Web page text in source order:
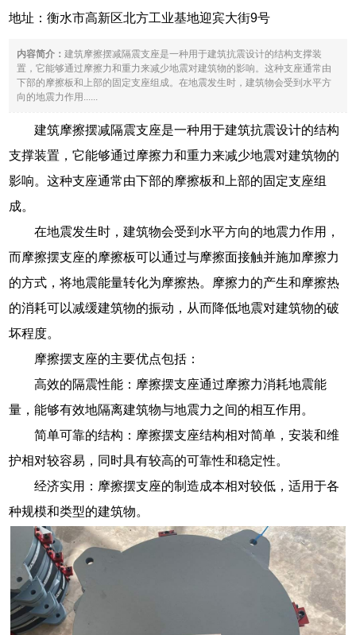
地址：衡水市高新区北方工业基地迎宾大街9号
内容简介：建筑摩擦摆减隔震支座是一种用于建筑抗震设计的结构支撑装
置，它能够通过摩擦力和重力来减少地震对建筑物的影响。这种支座通常由
下部的摩擦板和上部的固定支座组成。在地震发生时，建筑物会受到水平方
向的地震力作用......
建筑摩擦摆减隔震支座是一种用于建筑抗震设计的结构
支撑装置，它能够通过摩擦力和重力来减少地震对建筑物的
影响。这种支座通常由下部的摩擦板和上部的固定支座组
成。
在地震发生时，建筑物会受到水平方向的地震力作用，
而摩擦摆支座的摩擦板可以通过与摩擦面接触并施加摩擦力
的方式，将地震能量转化为摩擦热。摩擦力的产生和摩擦热
的消耗可以减缓建筑物的振动，从而降低地震对建筑物的破
坏程度。
摩擦摆支座的主要优点包括：
高效的隔震性能：摩擦摆支座通过摩擦力消耗地震能
量，能够有效地隔离建筑物与地震力之间的相互作用。
简单可靠的结构：摩擦摆支座结构相对简单，安装和维
护相对较容易，同时具有较高的可靠性和稳定性。
经济实用：摩擦摆支座的制造成本相对较低，适用于各
种规模和类型的建筑物。